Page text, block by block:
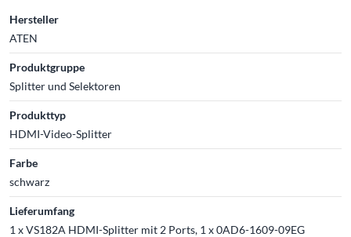
Hersteller
ATEN
Produktgruppe
Splitter und Selektoren
Produkttyp
HDMI-Video-Splitter
Farbe
schwarz
Lieferumfang
1 x VS182A HDMI-Splitter mit 2 Ports, 1 x 0AD6-1609-09EG